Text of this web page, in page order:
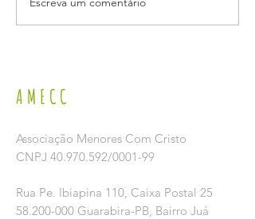
LANÇAMENTO DA CAMPANHA 2026 DE
PREVENÇÃO E COMBATE AO TRABALHO
AMECC
Associação Menores Com Cristo
CNPJ 40.970.592/0001-99
Rua Pe. Ibiapina 110, Caixa Postal 25
58.200-000 Guarabira-PB, Bairro Juá